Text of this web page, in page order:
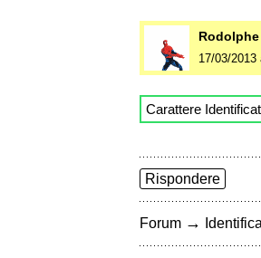
Rodolphe
17/03/2013
Carattere
Rispondere
Forum →